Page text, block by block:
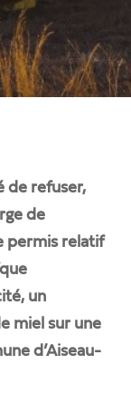
de refuser,
de
permis relatif
un
miel sur une
d’Aiseau-